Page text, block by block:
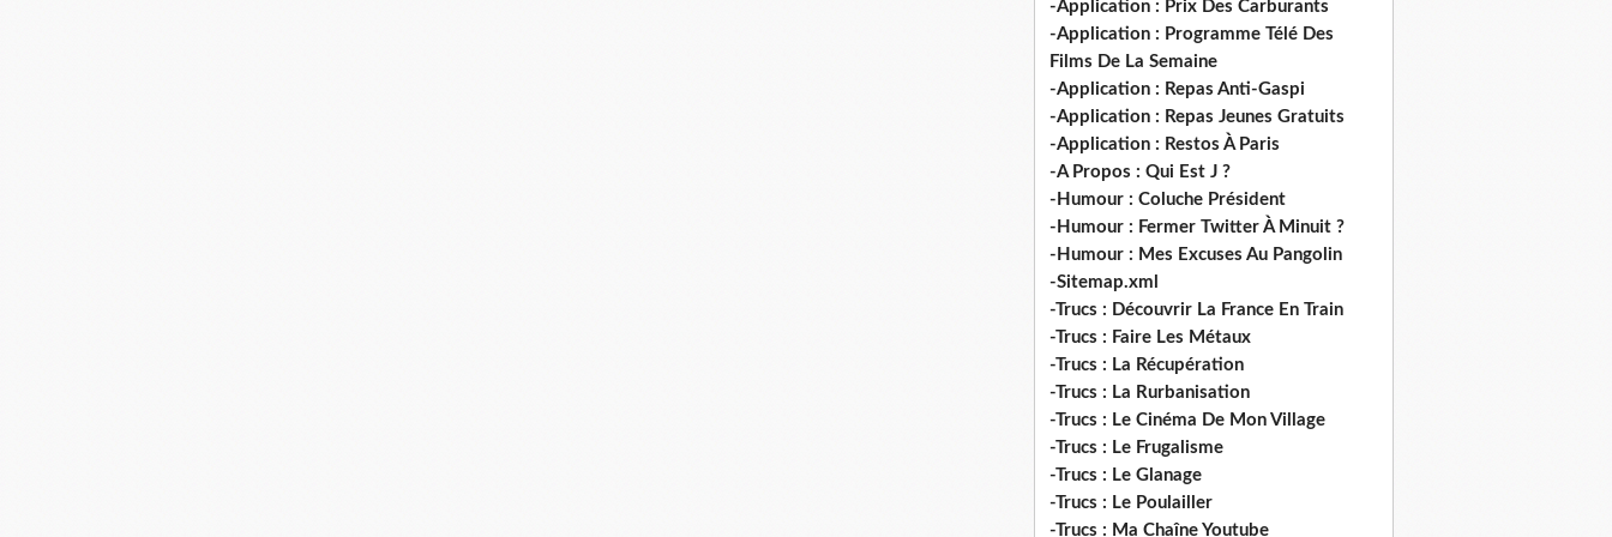
-Application : Prix Des Carburants
-Application : Programme Télé Des
Films De La Semaine
-Application : Repas Anti-Gaspi
-Application : Repas Jeunes Gratuits
-Application : Restos À Paris
-A Propos : Qui Est J ?
-Humour : Coluche Président
-Humour : Fermer Twitter À Minuit ?
-Humour : Mes Excuses Au Pangolin
-Sitemap.xml
-Trucs : Découvrir La France En Train
-Trucs : Faire Les Métaux
-Trucs : La Récupération
-Trucs : La Rurbanisation
-Trucs : Le Cinéma De Mon Village
-Trucs : Le Frugalisme
-Trucs : Le Glanage
-Trucs : Le Poulailler
-Trucs : Ma Chaîne Youtube